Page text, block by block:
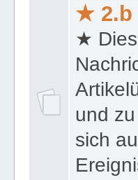
★ 2.b
★
und
sich